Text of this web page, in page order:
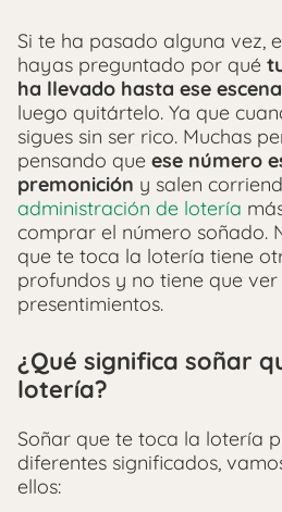
Si te ha pasado alguna vez,
hayas preguntado por qué
ha llevado hasta ese
luego quitártelo. Ya que
sigues sin ser rico. Muchas
pensando que ese número
premonición y salen
administración de lotería
comprar el número soñado.
que te toca la lotería tiene
profundos y no tiene que ver
presentimientos.
¿Qué significa soñar
lotería?
Soñar que te toca la lotería
diferentes significados,
ellos: